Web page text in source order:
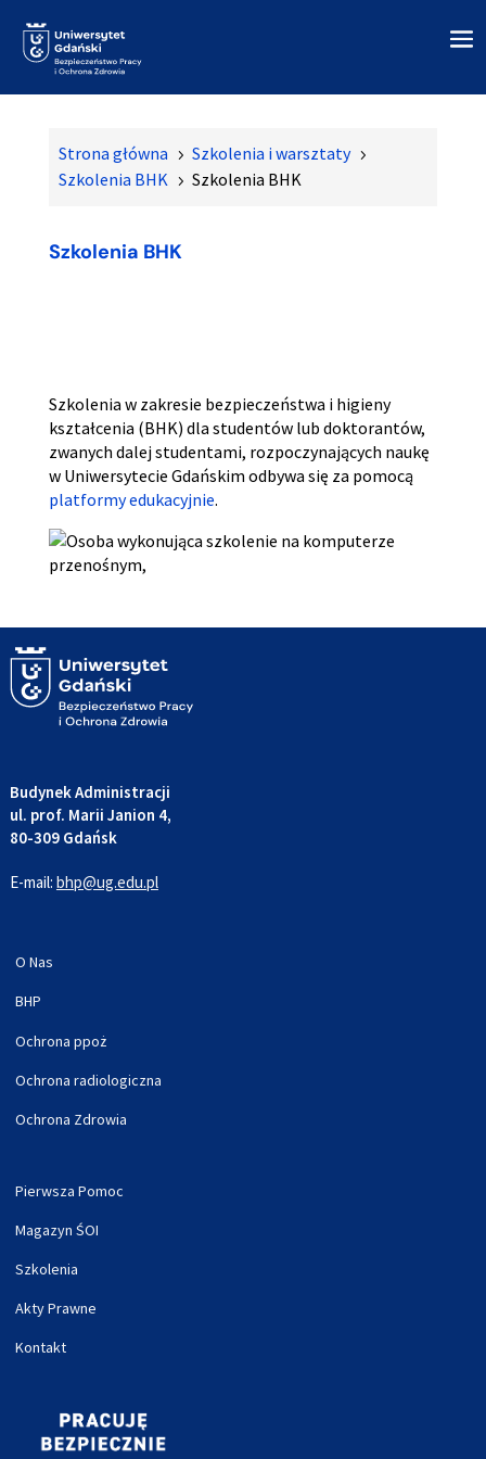
Strona główna 5 Szkolenia i warsztaty 5
Szkolenia BHK 5 Szkolenia BHK
Szkolenia BHK
Szkolenia w zakresie bezpieczeństwa i higieny
kształcenia (BHK) dla studentów lub doktorantów,
zwanych dalej studentami, rozpoczynających naukę
w Uniwersytecie Gdańskim odbywa się za pomocą
platformy edukacyjnie.
Budynek Administracji
ul. prof. Marii Janion 4,
80-309 Gdańsk
E-mail: bhp@ug.edu.pl
O Nas
BHP
Ochrona ppoż
Ochrona radiologiczna
Ochrona Zdrowia
Pierwsza Pomoc
Magazyn ŚOI
Szkolenia
Akty Prawne
Kontakt